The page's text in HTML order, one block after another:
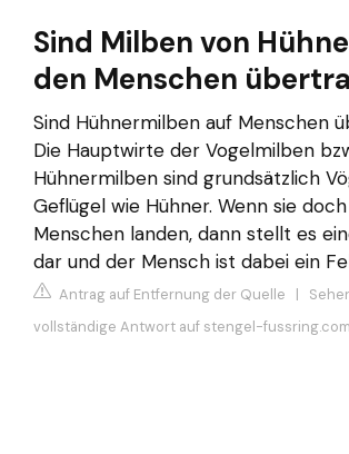
Sind Milben von
den Menschen
Sind Hühnermilben auf Menschen
Die Hauptwirte der Vogelmilben
Hühnermilben sind grundsätzlich
Geflügel wie Hühner. Wenn sie
Menschen landen, dann stellt es
dar und der Mensch ist dabei ein
Antrag auf Entfernung der Quelle |
vollständige Antwort auf stengel-